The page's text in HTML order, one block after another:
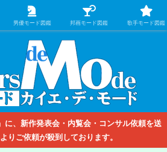
＆香水】を徹底的に分析するファッション＆ア
界人のための学習サイト
に、新作発表会・内覧会・コンサル依頼を送
りご依頼が殺到しております。
男優モード図鑑 邦画モード図鑑 歌手モード図鑑